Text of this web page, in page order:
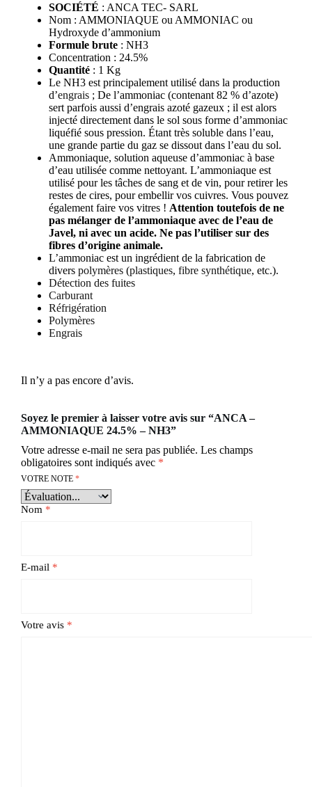
SOCIÉTÉ : ANCA TEC- SARL
Nom : AMMONIAQUE ou AMMONIAC ou
Hydroxyde d’ammonium
Formule brute : NH3
Concentration : 24.5%
Quantité : 1 Kg
Le NH3 est principalement utilisé dans la production
d’engrais ; De l’ammoniac (contenant 82 % d’azote)
sert parfois aussi d’engrais azoté gazeux ; il est alors
injecté directement dans le sol sous forme d’ammoniac
liquéfié sous pression. Étant très soluble dans l’eau,
une grande partie du gaz se dissout dans l’eau du sol.
Ammoniaque, solution aqueuse d’ammoniac à base
d’eau utilisée comme nettoyant. L’ammoniaque est
utilisé pour les tâches de sang et de vin, pour retirer les
restes de cires, pour embellir vos cuivres. Vous pouvez
également faire vos vitres ! Attention toutefois de ne
pas mélanger de l’ammoniaque avec de l’eau de
Javel, ni avec un acide. Ne pas l’utiliser sur des
fibres d’origine animale.
L’ammoniac est un ingrédient de la fabrication de
divers polymères (plastiques, fibre synthétique, etc.).
Détection des fuites
Carburant
Réfrigération
Polymères
Engrais
Il n’y a pas encore d’avis.
Soyez le premier à laisser votre avis sur “ANCA –
AMMONIAQUE 24.5% – NH3”
Votre adresse e-mail ne sera pas publiée. Les champs
obligatoires sont indiqués avec *
VOTRE NOTE *
Nom *
E-mail *
Votre avis *